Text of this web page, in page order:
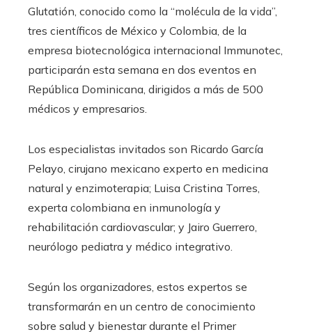
Glutatión, conocido como la “molécula de la vida”,
tres científicos de México y Colombia, de la
empresa biotecnológica internacional Immunotec,
participarán esta semana en dos eventos en
República Dominicana, dirigidos a más de 500
médicos y empresarios.
Los especialistas invitados son Ricardo García
Pelayo, cirujano mexicano experto en medicina
natural y enzimoterapia; Luisa Cristina Torres,
experta colombiana en inmunología y
rehabilitación cardiovascular; y Jairo Guerrero,
neurólogo pediatra y médico integrativo.
Según los organizadores, estos expertos se
transformarán en un centro de conocimiento
sobre salud y bienestar durante el Primer